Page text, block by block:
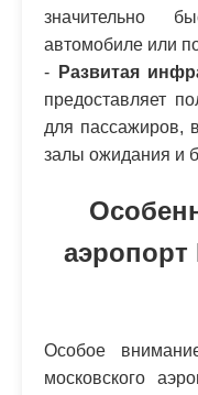
значительно
автомобиле или
-
Развитая
предоставляет
для пассажиров,
залы ожидания и
Особое
московского